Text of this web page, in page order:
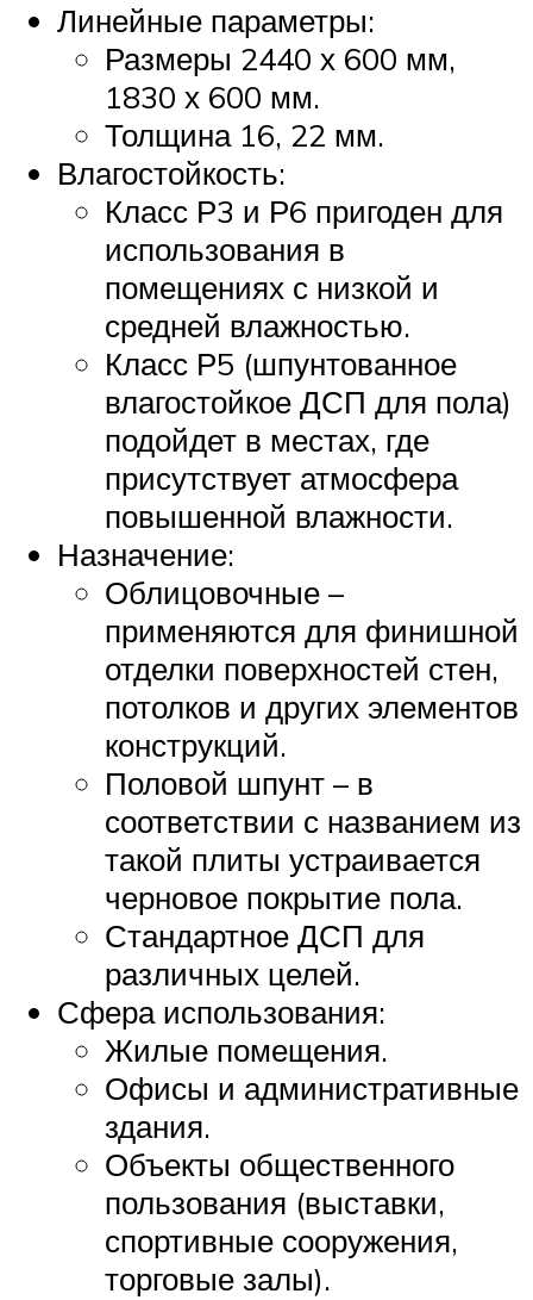
Линейные параметры:
Размеры 2440 х 600 мм,
1830 х 600 мм.
Толщина 16, 22 мм.
Влагостойкость:
Класс Р3 и Р6 пригоден для
использования в
помещениях с низкой и
средней влажностью.
Класс Р5 (шпунтованное
влагостойкое ДСП для пола)
подойдет в местах, где
присутствует атмосфера
повышенной влажности.
Назначение:
Облицовочные –
применяются для финишной
отделки поверхностей стен,
потолков и других элементов
конструкций.
Половой шпунт – в
соответствии с названием из
такой плиты устраивается
черновое покрытие пола.
Стандартное ДСП для
различных целей.
Сфера использования:
Жилые помещения.
Офисы и административные
здания.
Объекты общественного
пользования (выставки,
спортивные сооружения,
торговые залы).